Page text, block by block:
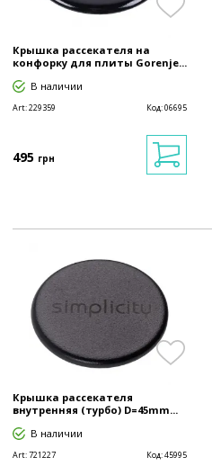
Крышка рассекателя на
конфорку для плиты Gorenje...
В наличии
Art:229359 Код:06695
495 грн
Крышка рассекателя
внутренняя (турбо) D=45mm...
В наличии
Art:721227 Код:45995